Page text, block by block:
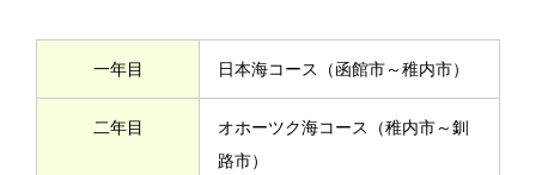
一年目 日本海コース（函館市～稚内市）
二年目
オホーツク海コース（稚内市～釧
路市）